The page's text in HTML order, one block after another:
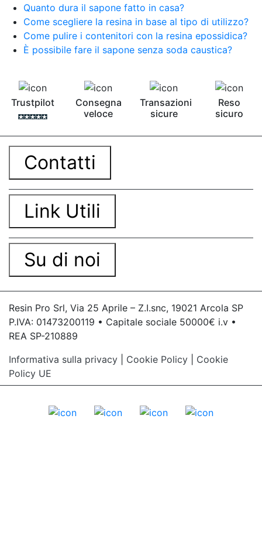
Quanto dura il sapone fatto in casa?
Come scegliere la resina in base al tipo di utilizzo?
Come pulire i contenitori con la resina epossidica?
È possibile fare il sapone senza soda caustica?
Trustpilot
Consegna
veloce
Transazioni
sicure
Reso
sicuro
Contatti
Link Utili
Su di noi
Resin Pro Srl, Via 25 Aprile – Z.I.snc, 19021 Arcola SP
P.IVA: 01473200119 • Capitale sociale 50000€ i.v •
REA SP-210889
Informativa sulla privacy
Cookie Policy
Cookie
Policy UE